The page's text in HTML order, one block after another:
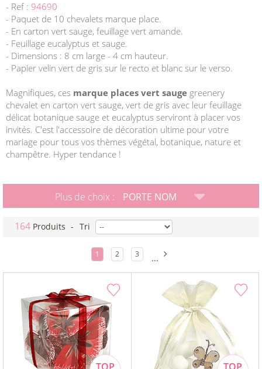
- Ref : 94690
- Paquet de 10 chevalets marque place.
- En carton vert sauge, feuillage vert amande.
- Feuillage eucalyptus et sauge.
- Dimensions : 8 cm large - 4 cm hauteur.
- Papier velin vert de gris sur le recto et blanc sur le verso.
Magnifiques, ces marque places vert sauge greenery
chevalet en carton vert sauge, vert de gris avec leur feuillage
délicat botanique sauge et eucalyptus serviront à placer vos
invités. C'est l'accessoire de décoration ultime pour votre
mariage pour tous vos thèmes végétal, botanique, nature et
champêtre. Hyper tendance !
Plus de choix : PORTE NOM
164 Produits - Tri
1 2 3 ...